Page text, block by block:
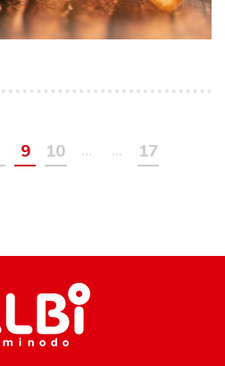
9 10 … … 17